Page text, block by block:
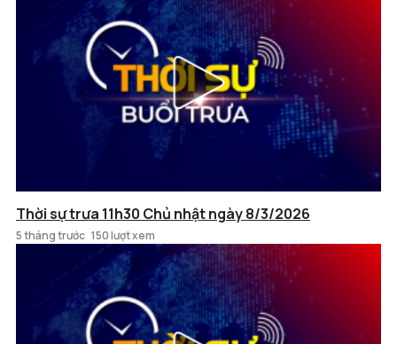
Thời sự trưa 11h30 Chủ nhật ngày 8/3/2026
5 tháng trước 150 lượt xem